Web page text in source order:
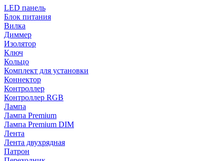
LED панель
Блок питания
Вилка
Диммер
Изолятор
Ключ
Кольцо
Комплект для установки
Коннектор
Контроллер
Контроллер RGB
Лампа
Лампа Premium
Лампа Premium DIM
Лента
Лента двухрядная
Патрон